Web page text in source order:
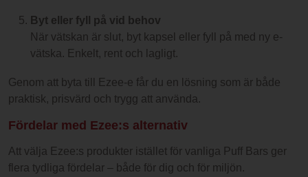
Byt eller fyll på vid behov
När vätskan är slut, byt kapsel eller fyll på med ny e-
vätska. Enkelt, rent och lagligt.
Genom att byta till Ezee-e får du en lösning som är både
praktisk, prisvärd och trygg att använda.
Fördelar med Ezee:s alternativ
Att välja Ezee:s produkter istället för vanliga Puff Bars ger
flera tydliga fördelar – både för dig och för miljön.